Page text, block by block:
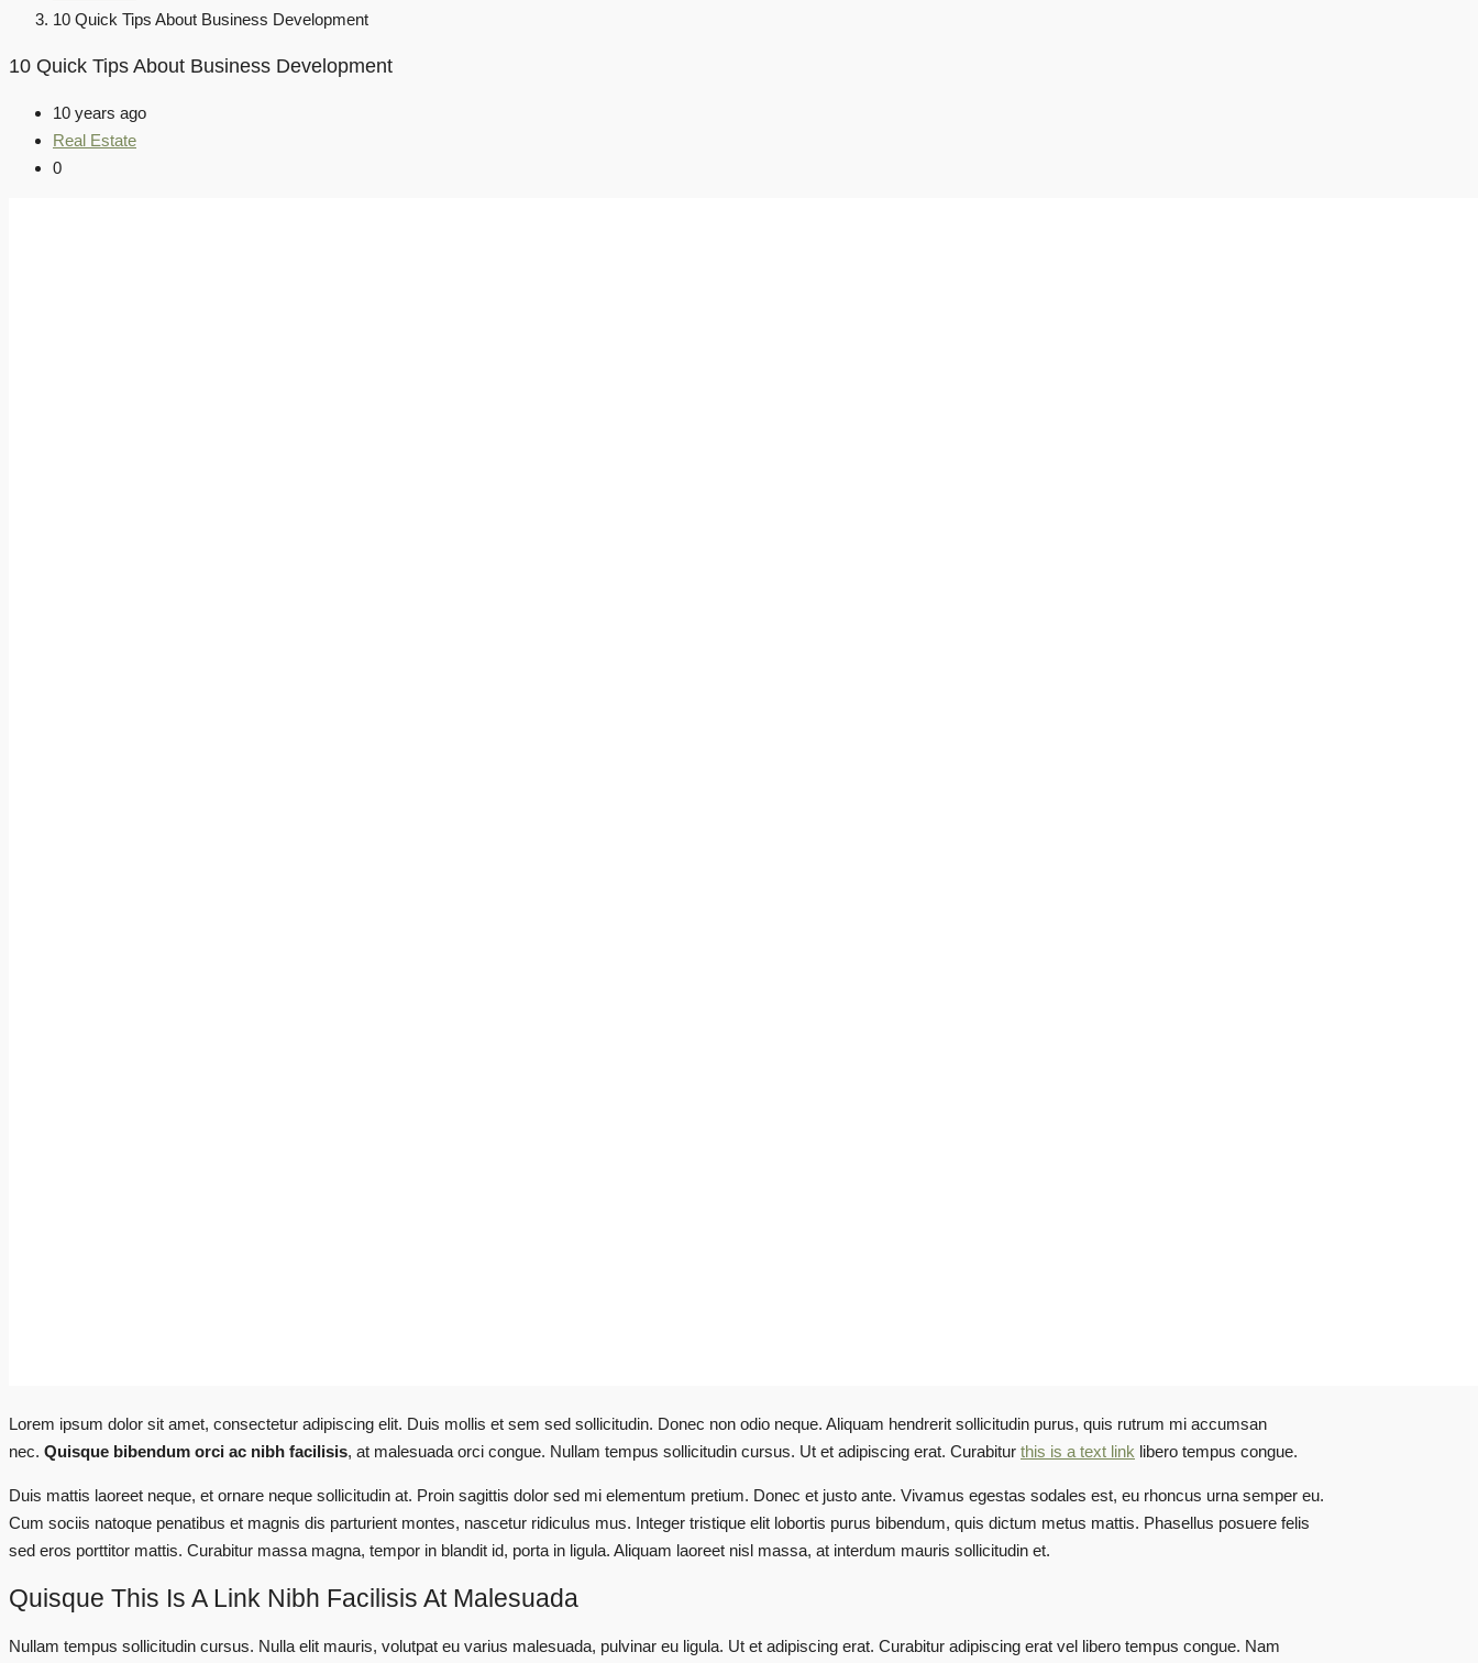
10 Quick Tips About Business Development
10 Quick Tips About Business Development
10 years ago
Real Estate
0
Lorem ipsum dolor sit amet, consectetur adipiscing elit. Duis mollis et sem sed sollicitudin. Donec non odio neque. Aliquam hendrerit sollicitudin purus, quis rutrum mi accumsan
nec. Quisque bibendum orci ac nibh facilisis, at malesuada orci congue. Nullam tempus sollicitudin cursus. Ut et adipiscing erat. Curabitur this is a text link libero tempus congue.
Duis mattis laoreet neque, et ornare neque sollicitudin at. Proin sagittis dolor sed mi elementum pretium. Donec et justo ante. Vivamus egestas sodales est, eu rhoncus urna semper eu.
Cum sociis natoque penatibus et magnis dis parturient montes, nascetur ridiculus mus. Integer tristique elit lobortis purus bibendum, quis dictum metus mattis. Phasellus posuere felis
sed eros porttitor mattis. Curabitur massa magna, tempor in blandit id, porta in ligula. Aliquam laoreet nisl massa, at interdum mauris sollicitudin et.
Quisque This Is A Link Nibh Facilisis At Malesuada
Nullam tempus sollicitudin cursus. Nulla elit mauris, volutpat eu varius malesuada, pulvinar eu ligula. Ut et adipiscing erat. Curabitur adipiscing erat vel libero tempus congue. Nam